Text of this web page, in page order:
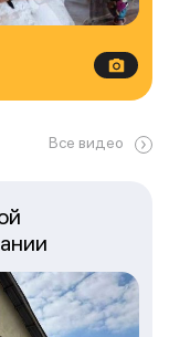
Все видео